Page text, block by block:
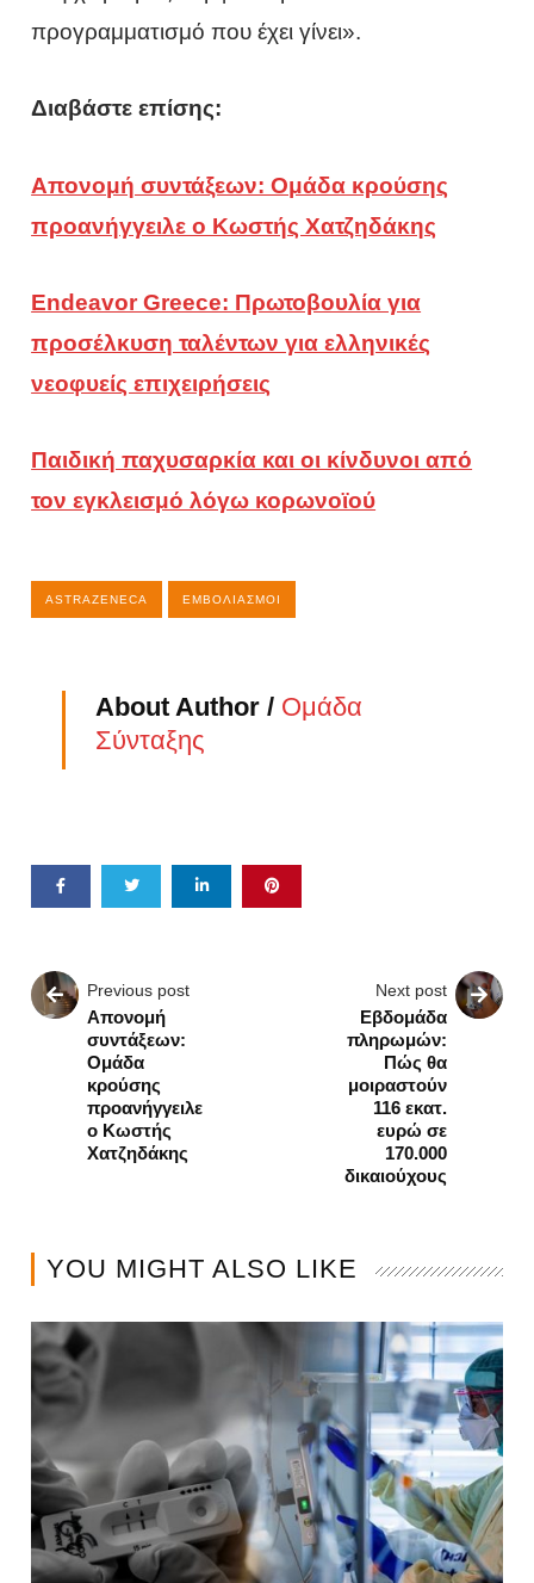
προγραμματισμό που έχει γίνει».
Διαβάστε επίσης:
Απονομή συντάξεων: Ομάδα κρούσης
προανήγγειλε ο Κωστής Χατζηδάκης
Endeavor Greece: Πρωτοβουλία για
προσέλκυση ταλέντων για ελληνικές
νεοφυείς επιχειρήσεις
Παιδική παχυσαρκία και οι κίνδυνοι από
τον εγκλεισμό λόγω κορωνοϊού
ASTRAZENECA ΕΜΒΟΛΙΑΣΜΟΊ
About Author / Ομάδα
Σύνταξης
Previous post
Απονομή
συντάξεων:
Ομάδα
κρούσης
προανήγγειλε
ο Κωστής
Χατζηδάκης
Next post
Εβδομάδα
πληρωμών:
Πώς θα
μοιραστούν
116 εκατ.
ευρώ σε
170.000
δικαιούχους
YOU MIGHT ALSO LIKE